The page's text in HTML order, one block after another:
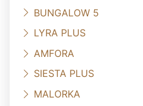
BUNGALOW 5
LYRA PLUS
AMFORA
SIESTA PLUS
MALORKA